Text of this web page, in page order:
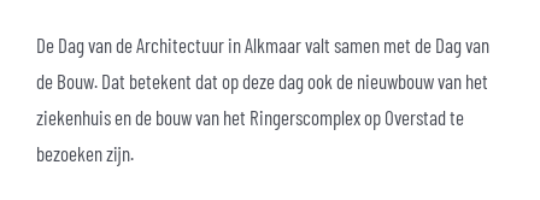
De Dag van de Architectuur in Alkmaar valt samen met de Dag van
de Bouw. Dat betekent dat op deze dag ook de nieuwbouw van het
ziekenhuis en de bouw van het Ringerscomplex op Overstad te
bezoeken zijn.